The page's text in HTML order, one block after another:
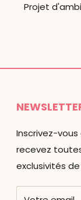
Projet
Inscrivez-
recevez
exclusivités